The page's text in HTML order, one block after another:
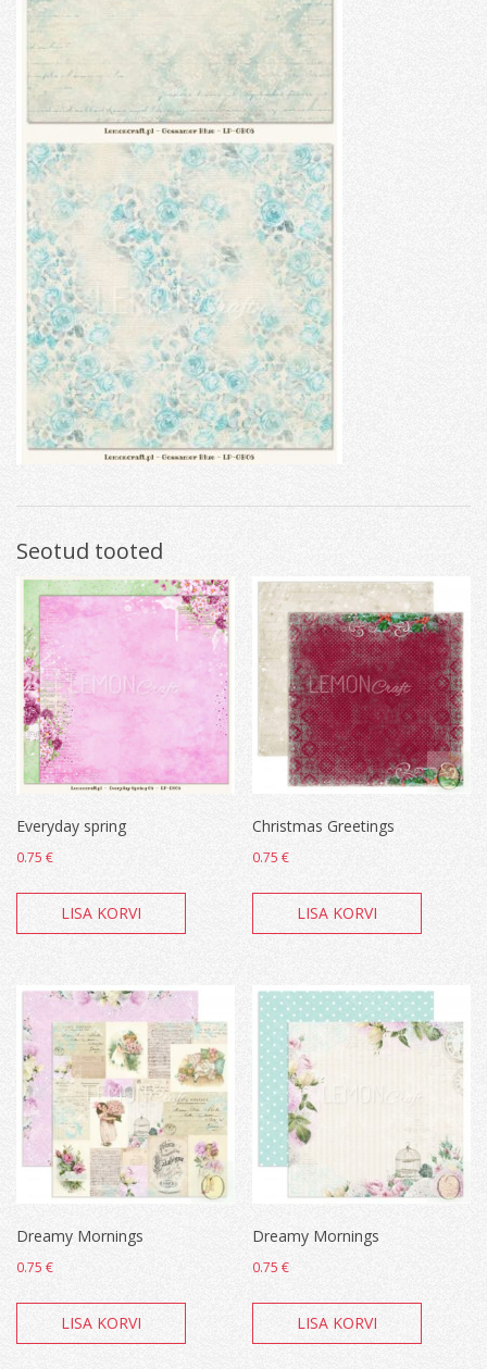
Seotud tooted
Everyday spring
0.75 €
LISA KORVI
Christmas Greetings
0.75€
LISA KORVI
Dreamy Mornings
0.75 €
LISA KORVI
Dreamy Mornings
0.75€
LISA KORVI